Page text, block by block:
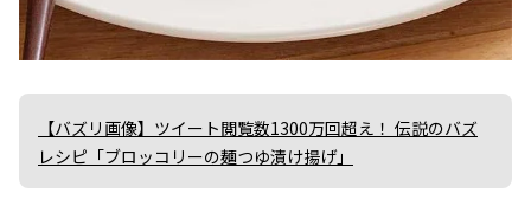
【バズリ画像】ツイート閲覧数1300万回超え！ 伝説のバズ
レシピ「ブロッコリーの麺つゆ漬け揚げ」